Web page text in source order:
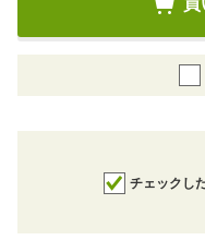
チェックし